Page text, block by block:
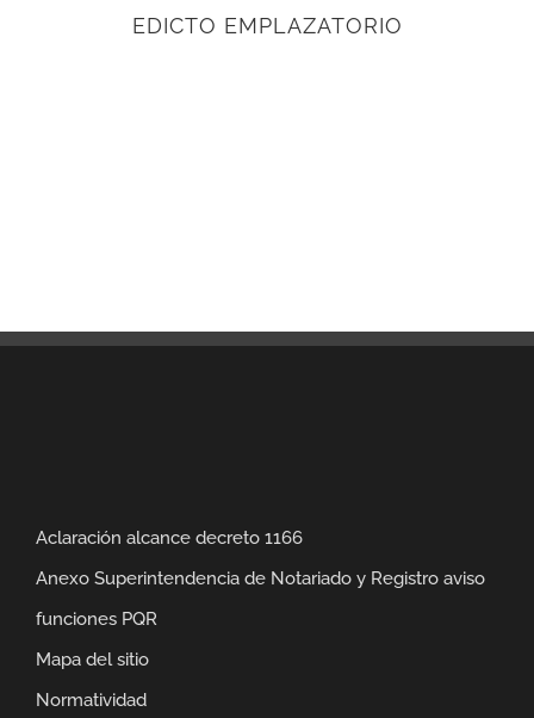
EDICTO EMPLAZATORIO
Aclaración alcance decreto 1166
Anexo Superintendencia de Notariado y Registro aviso
funciones PQR
Mapa del sitio
Normatividad